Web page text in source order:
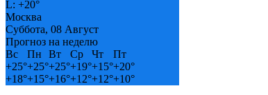
L: +20°
Москва
Суббота, 08 Август
Прогноз на неделю
Вс
Пн Вт Ср Чт
Пт
+25°+25°+25°+19°+15°+20°
+18°+15°+16°+12°+12°+10°